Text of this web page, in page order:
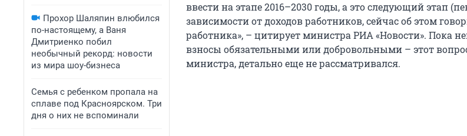
Прохор Шаляпин влюбился
по-настоящему, а Ваня
Дмитриенко побил
необычный рекорд: новости
из мира шоу-бизнеса
Семья с ребенком пропала на
сплаве под Красноярском. Три
дня о них не вспоминали
ввести на этапе 2016–2030 годы, а это следующий этап
зависимости от доходов работников, сейчас об этом
работника», – цитирует министра РИА «Новости». Пока
взносы обязательными или добровольными – этот
министра, детально еще не рассматривался.